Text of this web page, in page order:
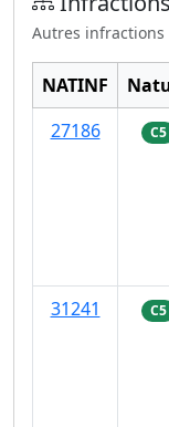
Autres infractions
NATINF
27186
C5
31241
C5